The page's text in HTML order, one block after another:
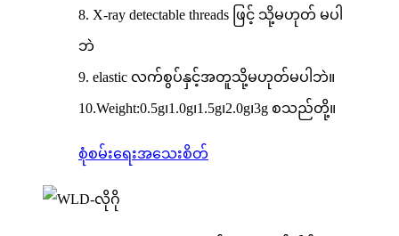
8. X-ray detectable threads ဖြင့် သို့မဟုတ် မပါ
ဘဲ
9. elastic လက်စွပ်နှင့်အတူသို့မဟုတ်မပါဘဲ။
10.Weight:0.5g၊1.0g၊1.5g၊2.0g၊3g စသည်တို့။
စုံစမ်းရေးအသေးစိတ်